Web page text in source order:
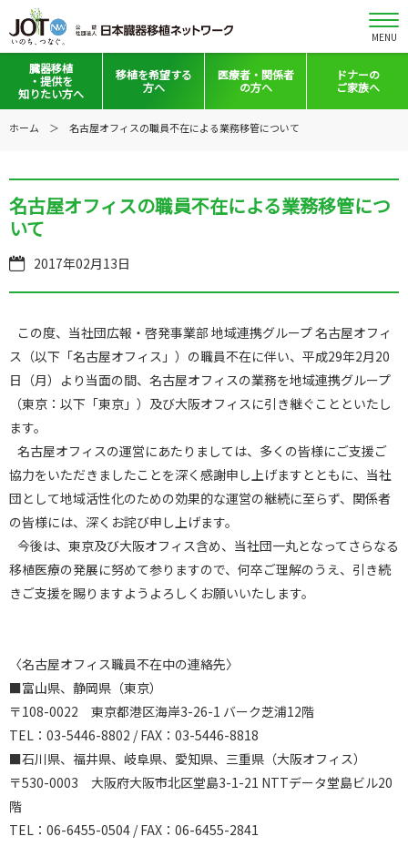
MENU
臓器移植
・提供を
知りたい方へ
移植と提供とは
日本の移植事情
手記・映像ライブラリー
普及啓発グッズ
Green Ribbon Campaign
移植を希望する
方へ
移植希望登録をお考えの方へ
医療者・ 関係者
の方へ
医療者向けお知らせ
会員の皆さまへ
法令集&マニュアル
映像ギャラリー
コーディネーター向けログイン
ドナーの
ご家族へ
ホーム 名古屋オフィスの職員不在による業務移管について
名古屋オフィスの職員不在による業務移管につ
いて
2017年02月13日
この度、当社団広報・啓発事業部 地域連携グループ 名古屋オフィ
ス（以下「名古屋オフィス」）の職員不在に伴い、平成29年2月20
日（月）より当面の間、名古屋オフィスの業務を地域連携グループ
（東京：以下「東京」）及び大阪オフィスに引き継ぐことといたし
ます。
名古屋オフィスの運営にあたりましては、多くの皆様にご支援ご
協力をいただきましたことを深く感謝申し上げますとともに、当社
団として地域活性化のための効果的な運営の継続に至らず、関係者
の皆様には、深くお詫び申し上げます。
今後は、東京及び大阪オフィス含め、当社団一丸となってさらなる
移植医療の発展に努めて参りますので、何卒ご理解のうえ、引き続
きご支援を賜りますようよろしくお願いいたします。
〈名古屋オフィス職員不在中の連絡先〉
■富山県、静岡県（東京）
〒108-0022 東京都港区海岸3-26-1 バーク芝浦12階
TEL：03-5446-8802 / FAX：03-5446-8818
■石川県、福井県、岐阜県、愛知県、三重県（大阪オフィス）
〒530-0003 大阪府大阪市北区堂島3-1-21 NTTデータ堂島ビル20
階
TEL：06-6455-0504 / FAX：06-6455-2841